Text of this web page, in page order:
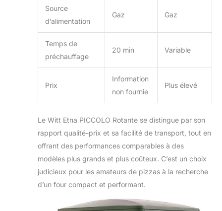
Source
d’alimentation
Gaz Gaz
Temps de
préchauffage
20 min Variable
Prix
Information
non fournie
Plus élevé
Le Witt Etna PICCOLO Rotante se distingue par son
rapport qualité-prix et sa facilité de transport, tout en
offrant des performances comparables à des
modèles plus grands et plus coûteux. C’est un choix
judicieux pour les amateurs de pizzas à la recherche
d’un four compact et performant.